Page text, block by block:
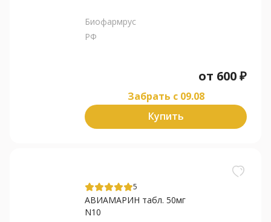
Биофармрус
РФ
от 600₽
Забрать c 09.08
Купить
5
АВИАМАРИН табл. 50мг
N10